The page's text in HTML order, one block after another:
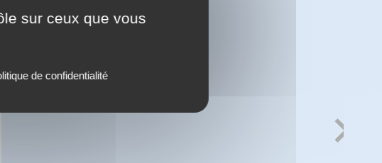
sur ceux que vous
de confidentialité